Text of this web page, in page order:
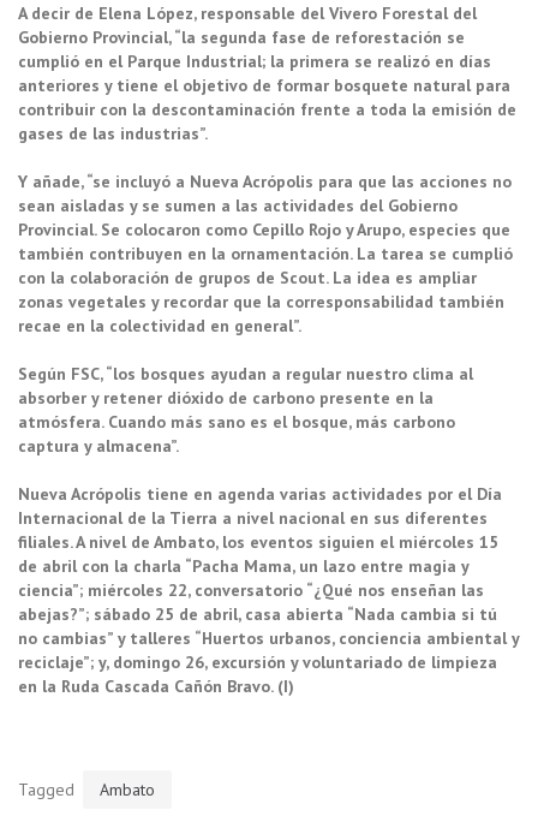
A decir de Elena López, responsable del Vivero Forestal del
Gobierno Provincial, “la segunda fase de reforestación se
cumplió en el Parque Industrial; la primera se realizó en días
anteriores y tiene el objetivo de formar bosquete natural para
contribuir con la descontaminación frente a toda la emisión de
gases de las industrias”.
Y añade, “se incluyó a Nueva Acrópolis para que las acciones no
sean aisladas y se sumen a las actividades del Gobierno
Provincial. Se colocaron como Cepillo Rojo y Arupo, especies que
también contribuyen en la ornamentación. La tarea se cumplió
con la colaboración de grupos de Scout. La idea es ampliar
zonas vegetales y recordar que la corresponsabilidad también
recae en la colectividad en general”.
Según FSC, “los bosques ayudan a regular nuestro clima al
absorber y retener dióxido de carbono presente en la
atmósfera. Cuando más sano es el bosque, más carbono
captura y almacena”.
Nueva Acrópolis tiene en agenda varias actividades por el Día
Internacional de la Tierra a nivel nacional en sus diferentes
filiales. A nivel de Ambato, los eventos siguien el miércoles 15
de abril con la charla “Pacha Mama, un lazo entre magia y
ciencia”; miércoles 22, conversatorio “¿Qué nos enseñan las
abejas?”; sábado 25 de abril, casa abierta “Nada cambia si tú
no cambias” y talleres “Huertos urbanos, conciencia ambiental y
reciclaje”; y, domingo 26, excursión y voluntariado de limpieza
en la Ruda Cascada Cañón Bravo. (I)
Tagged Ambato